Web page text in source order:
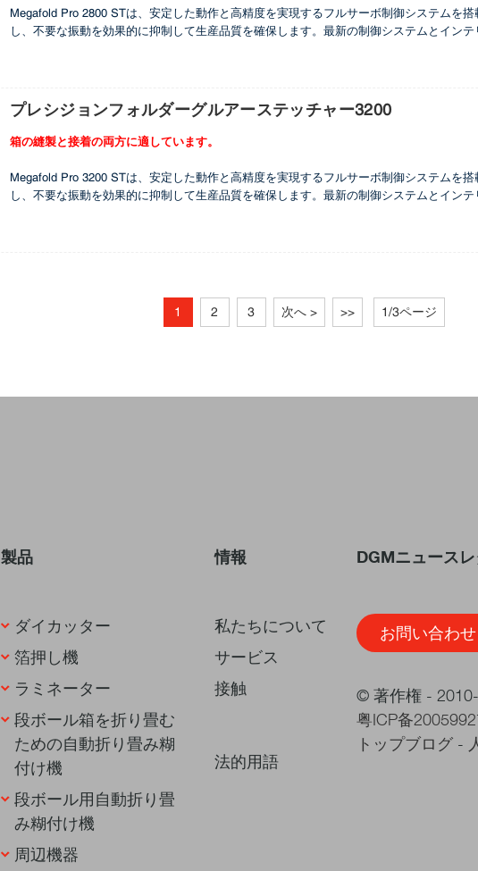
Megafold Pro 2800 STは、安定した動作と高精度を実現するフルサーボ制御システムを
し、不要な振動を効果的に抑制して生産品質を確保します。最新の制御システムとイン
を実現し、効率的な生産を保証します。スクエアリング装置は、前面と背面だけでなく
プレシジョンフォルダーグルアーステッチャー3200
箱の縫製と接着の両方に適しています。
Megafold Pro 3200 STは、安定した動作と高精度を実現するフルサーボ制御システムを
し、不要な振動を効果的に抑制して生産品質を確保します。最新の制御システムとイン
速度を実現し、効率的な生産を保証します。スクエアリング装置は、前面と背面だけで
1 2 3 次へ > >> 1/3ページ
製品
ダイカッター
箔押し機
ラミネーター
段ボール箱を折り畳む
ための自動折り畳み糊
付け機
段ボール用自動折り畳
み糊付け機
周辺機器
情報
私たちについて
サービス
接触
法的用語
DGMニュース
お問い合わせ
© 著作権 - 2010-
粤ICP备
トップブログ-